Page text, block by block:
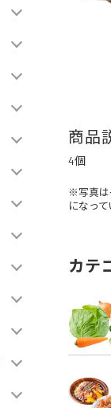
商品
4個
※写真は
になっ
カテ